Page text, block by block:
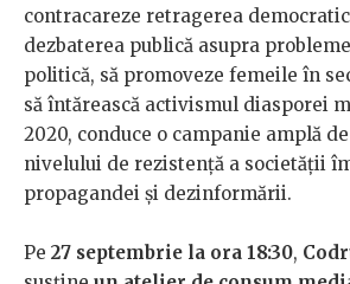
contracareze retragerea
dezbaterea publică asupra
politică, să promoveze femeile în
să întărească activismul diasporei
2020, conduce o campanie amplă
nivelului de rezistență a societății
propagandei și dezinformării.
Pe 27 septembrie la ora 18:30,